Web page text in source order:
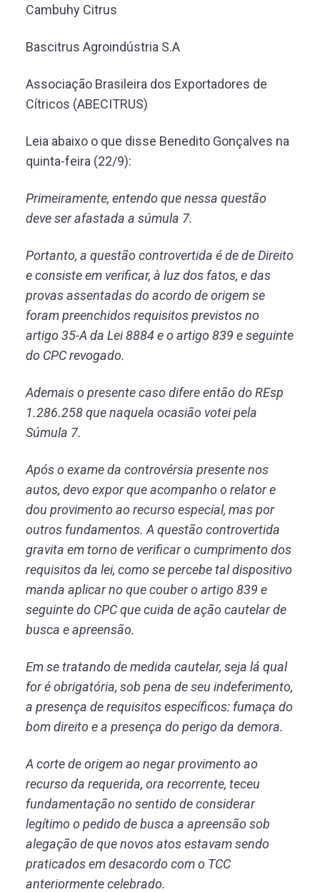
Cambuhy Citrus
Bascitrus Agroindústria S.A
Associação Brasileira dos Exportadores de
Cítricos (ABECITRUS)
Leia abaixo o que disse Benedito Gonçalves na
quinta-feira (22/9):
Primeiramente, entendo que nessa questão
deve ser afastada a súmula 7.
Portanto, a questão controvertida é de de Direito
e consiste em verificar, à luz dos fatos, e das
provas assentadas do acordo de origem se
foram preenchidos requisitos previstos no
artigo 35-A da Lei 8884 e o artigo 839 e seguinte
do CPC revogado.
Ademais o presente caso difere então do REsp
1.286.258 que naquela ocasião votei pela
Súmula 7.
Após o exame da controvérsia presente nos
autos, devo expor que acompanho o relator e
dou provimento ao recurso especial, mas por
outros fundamentos. A questão controvertida
gravita em torno de verificar o cumprimento dos
requisitos da lei, como se percebe tal dispositivo
manda aplicar no que couber o artigo 839 e
seguinte do CPC que cuida de ação cautelar de
busca e apreensão.
Em se tratando de medida cautelar, seja lá qual
for é obrigatória, sob pena de seu indeferimento,
a presença de requisitos específicos: fumaça do
bom direito e a presença do perigo da demora.
A corte de origem ao negar provimento ao
recurso da requerida, ora recorrente, teceu
fundamentação no sentido de considerar
legítimo o pedido de busca a apreensão sob
alegação de que novos atos estavam sendo
praticados em desacordo com o TCC
anteriormente celebrado.